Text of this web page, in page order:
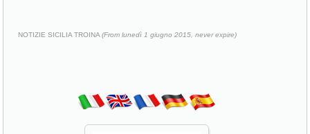
NOTIZIE SICILIA TROINA(From lunedì 1 giugno 2015, never expire)